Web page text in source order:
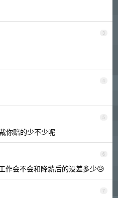
3
4
5
你赔的少不少呢
6
作会不会和降薪后的没差多少😥
7